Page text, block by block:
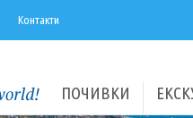
Контакти
ПОЧИВКИ